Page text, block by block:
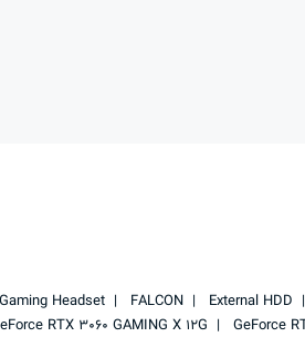
External HDD
FALCON
Gaming Headset
GeForce
RTX 3060 GAMING X 12G